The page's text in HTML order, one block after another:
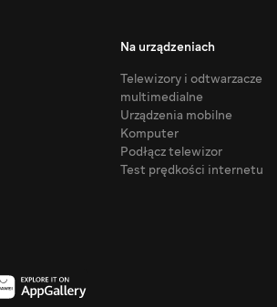
Na urządzeniach
Telewizory i odtwarzacze
multimedialne
Urządzenia mobilne
Komputer
Podłącz telewizor
Test prędkości internetu